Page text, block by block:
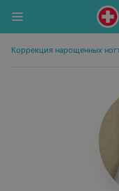
Коррекция нарощенных